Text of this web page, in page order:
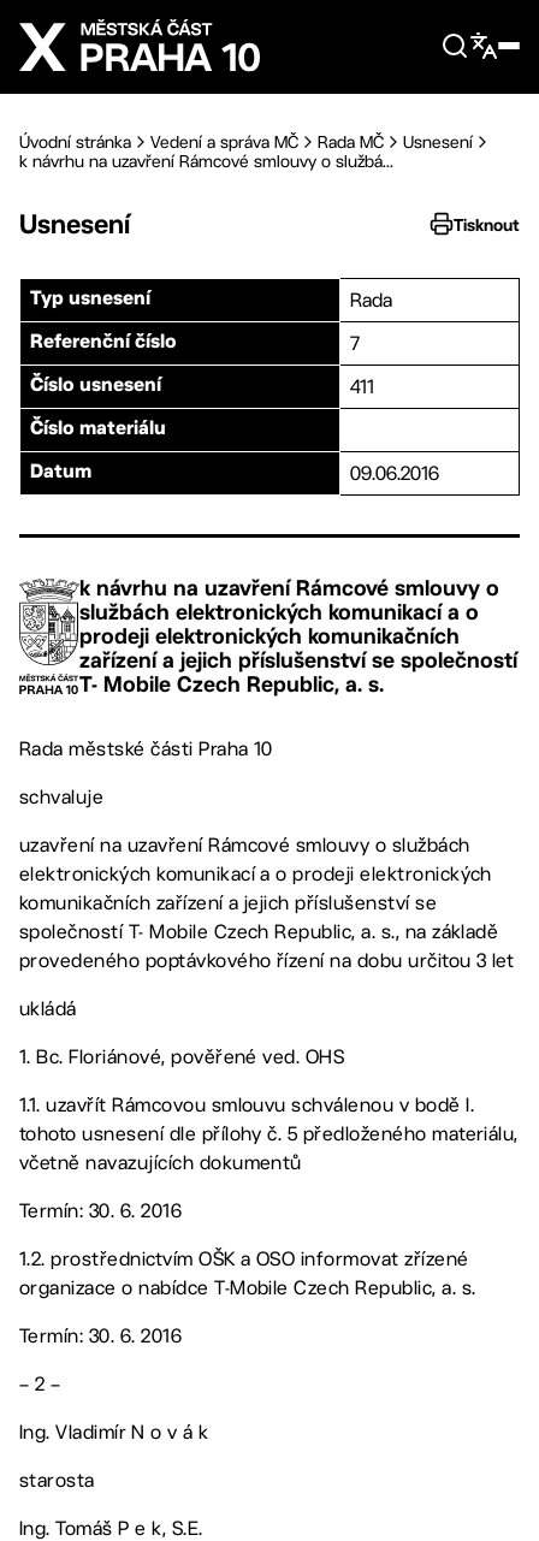
Přejít na hlavní obsah
Úvodní stránka Vedení a správa MČ Rada MČ
Usnesení
k návrhu na uzavření Rámcové smlouvy o službá...
Usnesení Tisknout
Typ usnesení Rada
Referenční číslo 7
Číslo usnesení 411
Číslo materiálu
Datum 09.06.2016
k návrhu na uzavření Rámcové smlouvy o
službách elektronických komunikací a o
prodeji elektronických komunikačních
zařízení a jejich příslušenství se společností
T- Mobile Czech Republic, a. s.
Rada městské části Praha 10
schvaluje
uzavření na uzavření Rámcové smlouvy o službách
elektronických komunikací a o prodeji elektronických
komunikačních zařízení a jejich příslušenství se
společností T- Mobile Czech Republic, a. s., na základě
provedeného poptávkového řízení na dobu určitou 3 let
ukládá
1. Bc. Floriánové, pověřené ved. OHS
1.1. uzavřít Rámcovou smlouvu schválenou v bodě I.
tohoto usnesení dle přílohy č. 5 předloženého materiálu,
včetně navazujících dokumentů
Termín: 30. 6. 2016
1.2. prostřednictvím OŠK a OSO informovat zřízené
organizace o nabídce T-Mobile Czech Republic, a. s.
Termín: 30. 6. 2016
– 2 –
Ing. Vladimír N o v á k
starosta
Ing. Tomáš P e k, S.E.